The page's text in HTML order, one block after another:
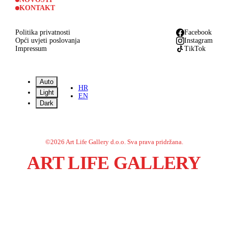
KONTAKT
Politika privatnosti
Opći uvjeti poslovanja
Impressum
Facebook
Instagram
TikTok
Auto
Light
Dark
HR
EN
©2026 Art Life Gallery d.o.o. Sva prava pridržana.
ART LIFE GALLERY